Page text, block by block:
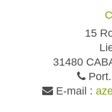
15
31480
E-mail :